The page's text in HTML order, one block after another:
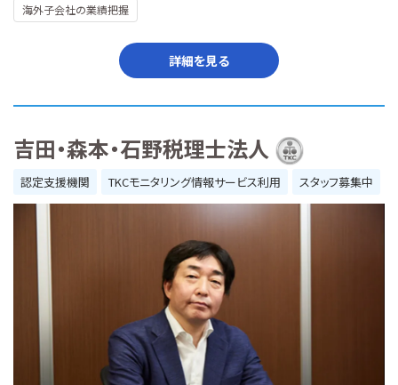
海外子会社の業績把握
詳細を見る
吉田・森本・石野税理士法人
認定支援機関 TKCモニタリング情報サービス利用 スタッフ募集中